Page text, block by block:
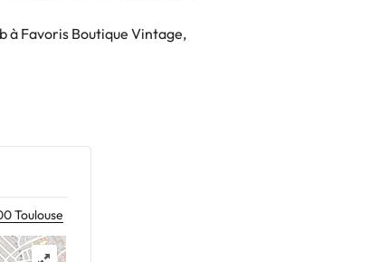
à Favoris Boutique Vintage,
Toulouse